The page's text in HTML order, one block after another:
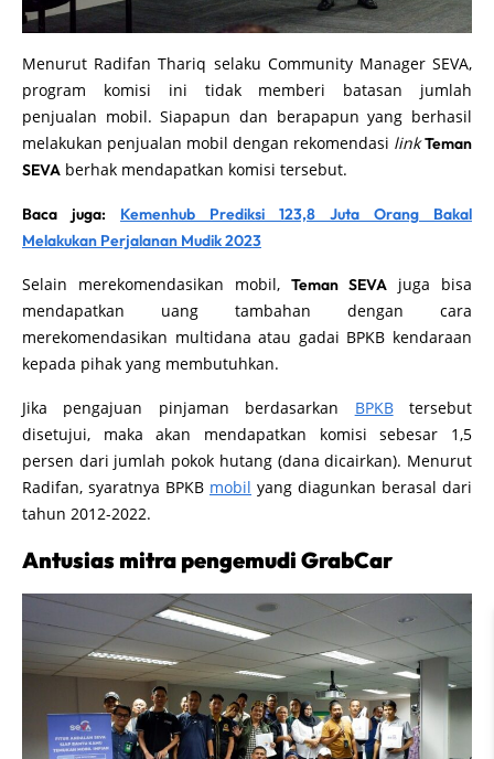
Menurut Radifan Thariq selaku Community Manager SEVA,
program komisi ini tidak memberi batasan jumlah
penjualan mobil. Siapapun dan berapapun yang berhasil
melakukan penjualan mobil dengan rekomendasi linkTeman
SEVA berhak mendapatkan komisi tersebut.
Baca juga: Kemenhub Prediksi 123,8 Juta Orang Bakal
Melakukan Perjalanan Mudik 2023
Selain merekomendasikan mobil, Teman SEVA juga bisa
mendapatkan uang tambahan dengan cara
merekomendasikan multidana atau gadai BPKB kendaraan
kepada pihak yang membutuhkan.
Jika pengajuan pinjaman berdasarkan BPKBtersebut
disetujui, maka akan mendapatkan komisi sebesar 1,5
persen dari jumlah pokok hutang (dana dicairkan). Menurut
Radifan, syaratnya BPKB mobil yang diagunkan berasal dari
tahun 2012-2022.
Antusias mitra pengemudi GrabCar